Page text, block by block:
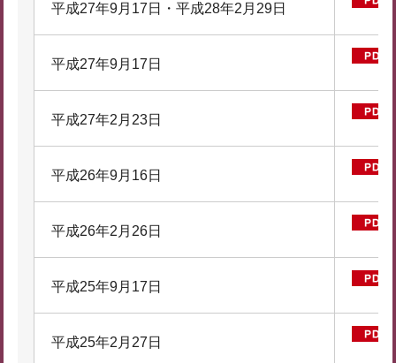
平成27年9月17日・平成28年2月29日
平成27年9月17日
平成27年2月23日
平成26年9月16日
平成26年2月26日
平成25年9月17日
平成25年2月27日